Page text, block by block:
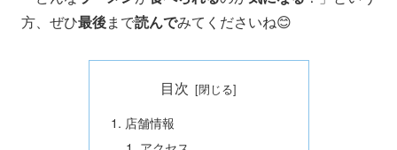
方、ぜひ最後まで読んでみてくださいね😊
目次
店舗情報